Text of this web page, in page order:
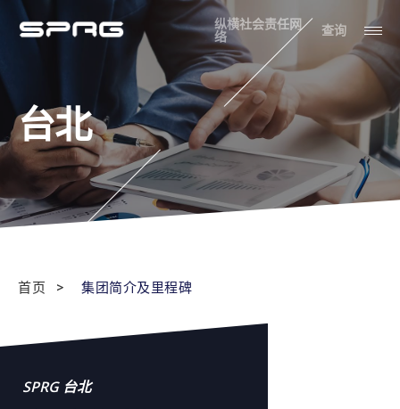
纵横社会责任网
络 查询
台北
首页 集团简介及里程碑
SPRG 台北